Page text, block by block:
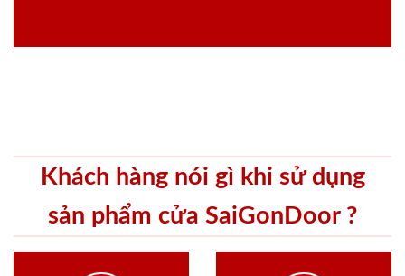
Khách hàng nói gì khi sử dụng
sản phẩm cửa SaiGonDoor ?